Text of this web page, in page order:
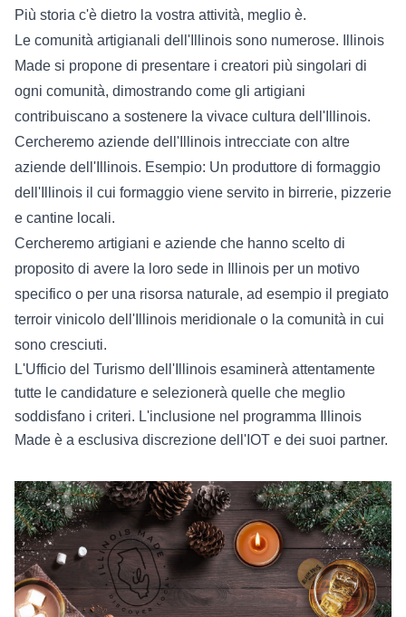
Più storia c'è dietro la vostra attività, meglio è.
Le comunità artigianali dell'Illinois sono numerose. Illinois
Made si propone di presentare i creatori più singolari di
ogni comunità, dimostrando come gli artigiani
contribuiscano a sostenere la vivace cultura dell'Illinois.
Cercheremo aziende dell'Illinois intrecciate con altre
aziende dell'Illinois. Esempio: Un produttore di formaggio
dell'Illinois il cui formaggio viene servito in birrerie, pizzerie
e cantine locali.
Cercheremo artigiani e aziende che hanno scelto di
proposito di avere la loro sede in Illinois per un motivo
specifico o per una risorsa naturale, ad esempio il pregiato
terroir vinicolo dell'Illinois meridionale o la comunità in cui
sono cresciuti.
L'Ufficio del Turismo dell'Illinois esaminerà attentamente
tutte le candidature e selezionerà quelle che meglio
soddisfano i criteri. L'inclusione nel programma Illinois
Made è a esclusiva discrezione dell'IOT e dei suoi partner.